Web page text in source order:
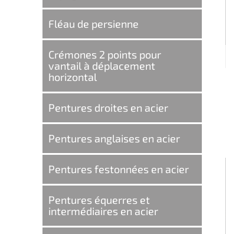
Fléau de persienne
Crémones 2 points pour
vantail à déplacement
horizontal
Pentures droites en acier
Pentures anglaises en acier
Pentures festonnées en acier
Pentures équerres et
intermédiaires en acier